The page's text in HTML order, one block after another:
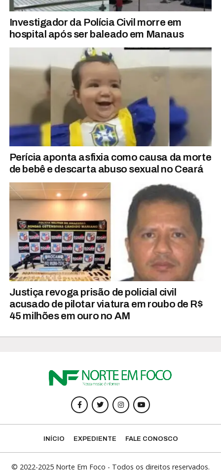
Investigador da Polícia Civil morre em
hospital após ser baleado em Manaus
Perícia aponta asfixia como causa da morte
de bebê e descarta abuso sexual no Ceará
Justiça revoga prisão de policial civil
acusado de pilotar viatura em roubo de R$
45 milhões em ouro no AM
INÍCIO EXPEDIENTE FALE CONOSCO
© 2022-2025 Norte Em Foco - Todos os direitos reservados.